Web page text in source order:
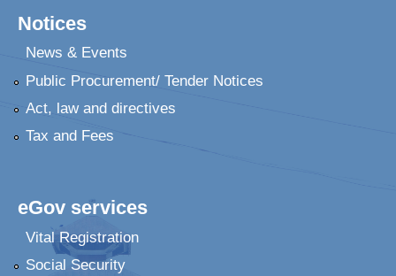
Notices
News & Events
Public Procurement/ Tender Notices
Act, law and directives
Tax and Fees
eGov services
Vital Registration
Social Security